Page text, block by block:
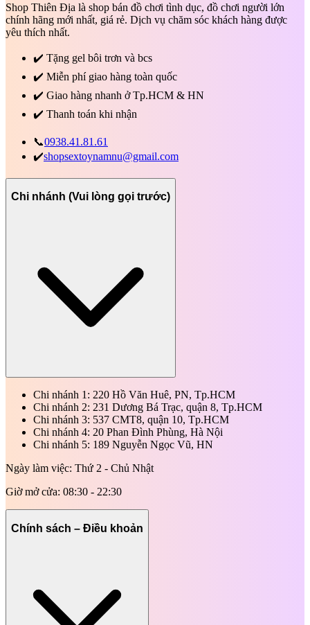
Shop Thiên Địa là shop bán đồ chơi tình dục, đồ chơi người lớn
chính hãng mới nhất, giá rẻ. Dịch vụ chăm sóc khách hàng được
yêu thích nhất.
✔️ Tặng gel bôi trơn và bcs
✔️ Miễn phí giao hàng toàn quốc
✔️ Giao hàng nhanh ở Tp.HCM & HN
✔️ Thanh toán khi nhận
📞0938.41.81.61
✔️shopsextoynamnu@gmail.com
Chi nhánh (Vui lòng gọi trước)
Chi nhánh 1: 220 Hồ Văn Huê, PN, Tp.HCM
Chi nhánh 2: 231 Dương Bá Trạc, quận 8, Tp.HCM
Chi nhánh 3: 537 CMT8, quận 10, Tp.HCM
Chi nhánh 4: 20 Phan Đình Phùng, Hà Nội
Chi nhánh 5: 189 Nguyễn Ngọc Vũ, HN
Ngày làm việc: Thứ 2 - Chủ Nhật
Giờ mở cửa: 08:30 - 22:30
Chính sách – Điều khoản